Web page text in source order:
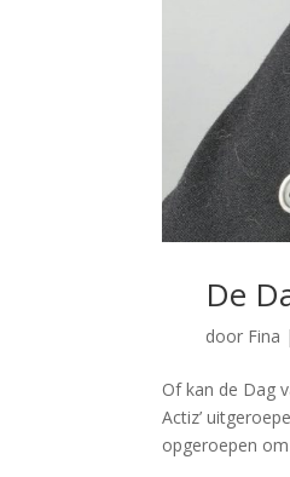
De
door Fina |
Of kan de Dag
Actiz’
opgeroepen